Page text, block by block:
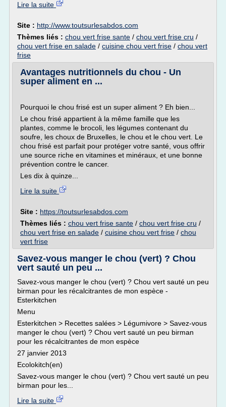
Lire la suite
Site : http://www.toutsurlesabdos.com
Thèmes liés : chou vert frise sante / chou vert frise cru /
chou vert frise en salade / cuisine chou vert frise / chou vert
frise
Avantages nutritionnels du chou - Un
super aliment en ...
Pourquoi le chou frisé est un super aliment ? Eh bien...
Le chou frisé appartient à la même famille que les
plantes, comme le brocoli, les légumes contenant du
soufre, les choux de Bruxelles, le chou et le chou vert. Le
chou frisé est parfait pour protéger votre santé, vous offrir
une source riche en vitamines et minéraux, et une bonne
prévention contre le cancer.
Les dix à quinze...
Lire la suite
Site : https://toutsurlesabdos.com
Thèmes liés : chou vert frise sante / chou vert frise cru /
chou vert frise en salade / cuisine chou vert frise / chou
vert frise
Savez-vous manger le chou (vert) ? Chou
vert sauté un peu ...
Savez-vous manger le chou (vert) ? Chou vert sauté un peu
birman pour les récalcitrantes de mon espèce -
Esterkitchen
Menu
Esterkitchen > Recettes salées > Légumivore > Savez-vous
manger le chou (vert) ? Chou vert sauté un peu birman
pour les récalcitrantes de mon espèce
27 janvier 2013
Ecolokitch(en)
Savez-vous manger le chou (vert) ? Chou vert sauté un peu
birman pour les...
Lire la suite